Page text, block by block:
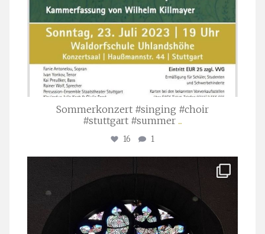
Sommerkonzert #singing #choir
#stuttgart #summer ...
16 1
Apr. 1